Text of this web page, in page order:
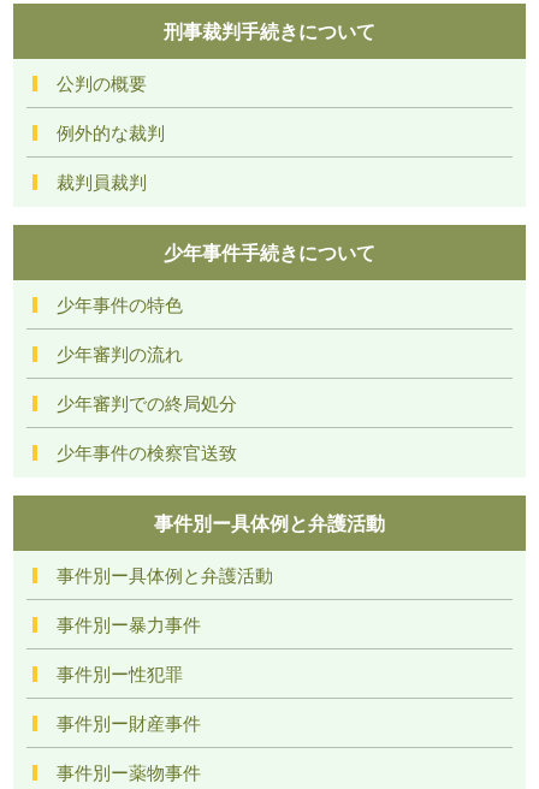
刑事裁判手続きについて
公判の概要
例外的な裁判
裁判員裁判
少年事件手続きについて
少年事件の特色
少年審判の流れ
少年審判での終局処分
少年事件の検察官送致
事件別ー具体例と弁護活動
事件別ー具体例と弁護活動
事件別ー暴力事件
事件別ー性犯罪
事件別ー財産事件
事件別ー薬物事件